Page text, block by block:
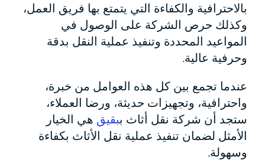
بالاحترافية والكفاءة التي يتمتع بها فريق العمل،
وكذلك حرص الشركة على الوصول في
المواعيد المحددة وتنفيذ عملية النقل بدقة
وحرفية عالية.
عندما تجمع بين كل هذه العوامل من خبرة،
واحترافية، وتجهيزات حديثة، ورضا العملاء،
ستجد أن شركة نقل أثاث ببقيق هي الخيار
الأمثل لضمان تنفيذ عملية نقل الأثاث بكفاءة
وسهولة.